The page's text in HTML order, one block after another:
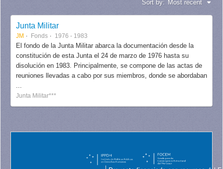
Sort by: Most recent
Junta Militar
JM Fonds 1976 - 1983
El fondo de la Junta Militar abarca la documentación desde la
constitución de esta Junta el 24 de marzo de 1976 hasta su
disolución en 1983. Principalmente, se compone de las actas de
reuniones llevadas a cabo por sus miembros, donde se abordaban
...
Junta Militar***